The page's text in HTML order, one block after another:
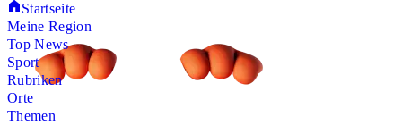
Startseite
Meine Region
Top News
Sport
Rubriken
Orte
Themen